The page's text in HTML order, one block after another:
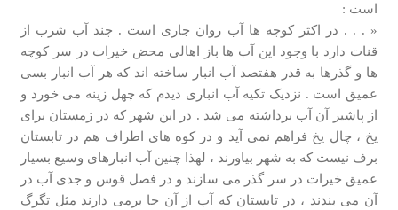
است :
« . . . در اکثر کوچه ها آب روان جاری است . چند آب شرب از
قنات دارد با وجود این آب ها باز اهالی محض خیرات در سر کوچه
ها و گذرها به قدر هفتصد آب انبار ساخته اند که هر آب انبار بسی
عمیق است . نزدیک تکیه آب انباری دیدم که چهل زینه می خورد و
از پاشیر آن آب برداشته می شد . در این شهر که در زمستان برای
یخ ، چال یخ فراهم نمی آید و در کوه های اطراف هم در تابستان
برف نیست که به شهر بیاورند ، لهذا چنین آب انبارهای وسیع بسیار
عمیق خیرات در سر گذر می سازند و در فصل قوس و جدی آب در
آن می بندند ، در تابستان که آب از آن جا برمی دارند مثل تگرگ